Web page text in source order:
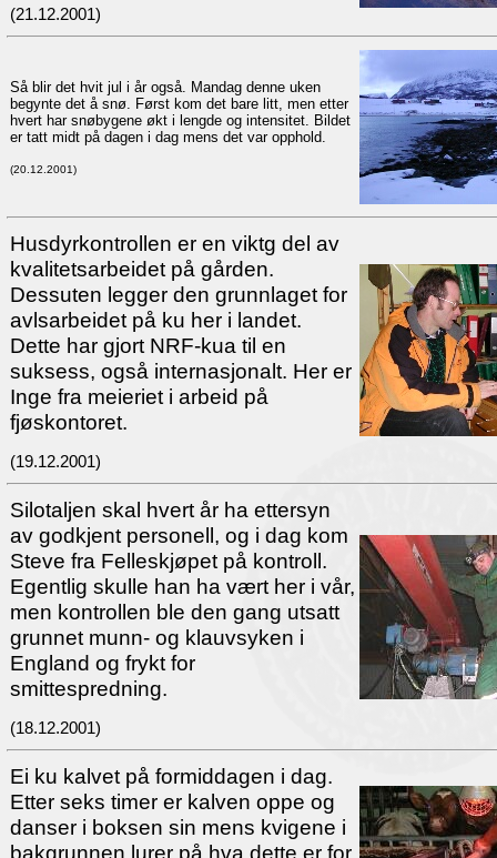
(21.12.2001)
Så blir det hvit jul i år også. Mandag denne uken
begynte det å snø. Først kom det bare litt, men etter
hvert har snøbygene økt i lengde og intensitet. Bildet
er tatt midt på dagen i dag mens det var opphold.
(20.12.2001)
Husdyrkontrollen er en viktg del av
kvalitetsarbeidet på gården.
Dessuten legger den grunnlaget for
avlsarbeidet på ku her i landet.
Dette har gjort NRF-kua til en
suksess, også internasjonalt. Her er
Inge fra meieriet i arbeid på
fjøskontoret.
(19.12.2001)
Silotaljen skal hvert år ha ettersyn
av godkjent personell, og i dag kom
Steve fra Felleskjøpet på kontroll.
Egentlig skulle han ha vært her i vår,
men kontrollen ble den gang utsatt
grunnet munn- og klauvsyken i
England og frykt for
smittespredning.
(18.12.2001)
Ei ku kalvet på formiddagen i dag.
Etter seks timer er kalven oppe og
danser i boksen sin mens kvigene i
bakgrunnen lurer på hva dette er for